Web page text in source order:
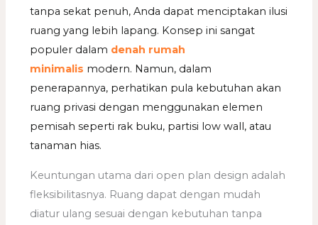
tanpa sekat penuh, Anda dapat menciptakan ilusi
ruang yang lebih lapang. Konsep ini sangat
populer dalam denah rumah
minimalis modern. Namun, dalam
penerapannya, perhatikan pula kebutuhan akan
ruang privasi dengan menggunakan elemen
pemisah seperti rak buku, partisi low wall, atau
tanaman hias.
Keuntungan utama dari open plan design adalah
fleksibilitasnya. Ruang dapat dengan mudah
diatur ulang sesuai dengan kebutuhan tanpa